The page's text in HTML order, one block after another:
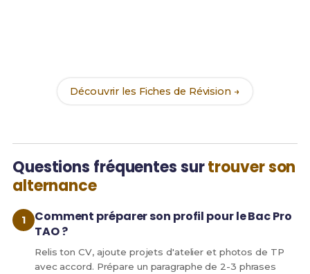
Découvrir les Fiches de Révision →
Questions fréquentes surtrouver son
alternance
Comment préparer son profil pour le Bac Pro
TAO ?
Relis ton CV, ajoute projets d'atelier et photos de TP
avec accord. Prépare un paragraphe de 2-3 phrases